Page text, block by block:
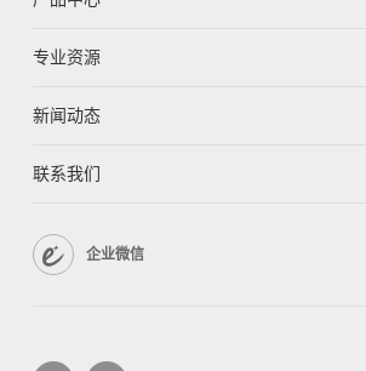
专业资源
新闻动态
联系我们
企业微信